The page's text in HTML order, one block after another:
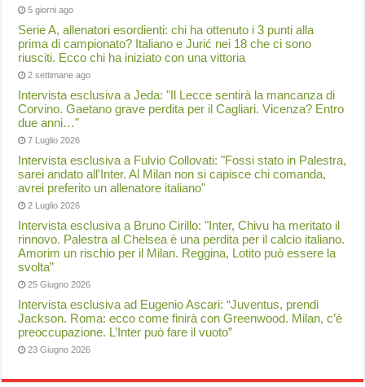
5 giorni ago
Serie A, allenatori esordienti: chi ha ottenuto i 3 punti alla
prima di campionato? Italiano e Jurić nei 18 che ci sono
riusciti. Ecco chi ha iniziato con una vittoria
2 settimane ago
Intervista esclusiva a Jeda: "Il Lecce sentirà la mancanza di
Corvino. Gaetano grave perdita per il Cagliari. Vicenza? Entro
due anni…"
7 Luglio 2026
Intervista esclusiva a Fulvio Collovati: "Fossi stato in Palestra,
sarei andato all'Inter. Al Milan non si capisce chi comanda,
avrei preferito un allenatore italiano"
2 Luglio 2026
Intervista esclusiva a Bruno Cirillo: "Inter, Chivu ha meritato il
rinnovo. Palestra al Chelsea è una perdita per il calcio italiano.
Amorim un rischio per il Milan. Reggina, Lotito può essere la
svolta”
25 Giugno 2026
Intervista esclusiva ad Eugenio Ascari: “Juventus, prendi
Jackson. Roma: ecco come finirà con Greenwood. Milan, c’è
preoccupazione. L’Inter può fare il vuoto”
23 Giugno 2026